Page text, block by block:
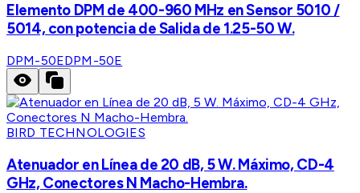
Elemento DPM de 400-960 MHz en Sensor 5010 /
5014, con potencia de Salida de 1.25-50 W.
DPM-50EDPM-50E
BIRD TECHNOLOGIES
Atenuador en Línea de 20 dB, 5 W. Máximo, CD-4
GHz, Conectores N Macho-Hembra.